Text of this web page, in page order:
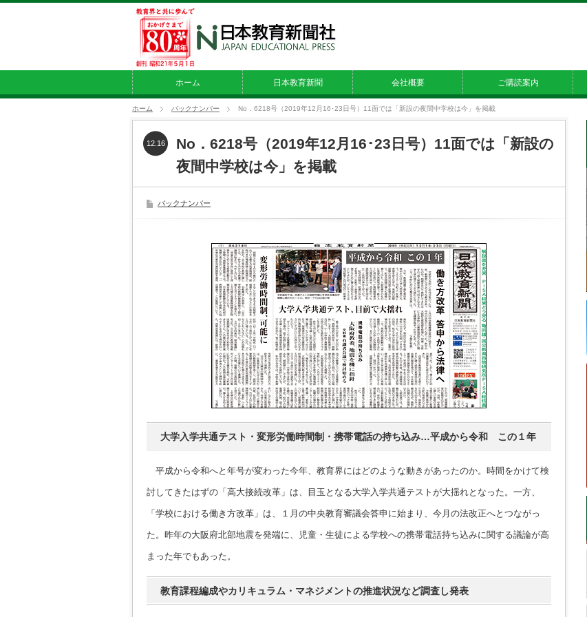
ホーム 日本教育新聞 会社概要 ご購読案内
ホーム バックナンバー No．6218号（2019年12月16･23日号）11面では「新設の夜間中学校は今」を掲載
No．6218号（2019年12月16･23日号）11面では「新設の
夜間中学校は今」を掲載
12.16
バックナンバー
大学入学共通テスト・変形労働時間制・携帯電話の持ち込み…平成から令和 この１年
平成から令和へと年号が変わった今年、教育界にはどのような動きがあったのか。時間をかけて検
討してきたはずの「高大接続改革」は、目玉となる大学入学共通テストが大揺れとなった。一方、
「学校における働き方改革」は、１月の中央教育審議会答申に始まり、今月の法改正へとつながっ
た。昨年の大阪府北部地震を発端に、児童・生徒による学校への携帯電話持ち込みに関する議論が高
まった年でもあった。
教育課程編成やカリキュラム・マネジメントの推進状況など調査し発表